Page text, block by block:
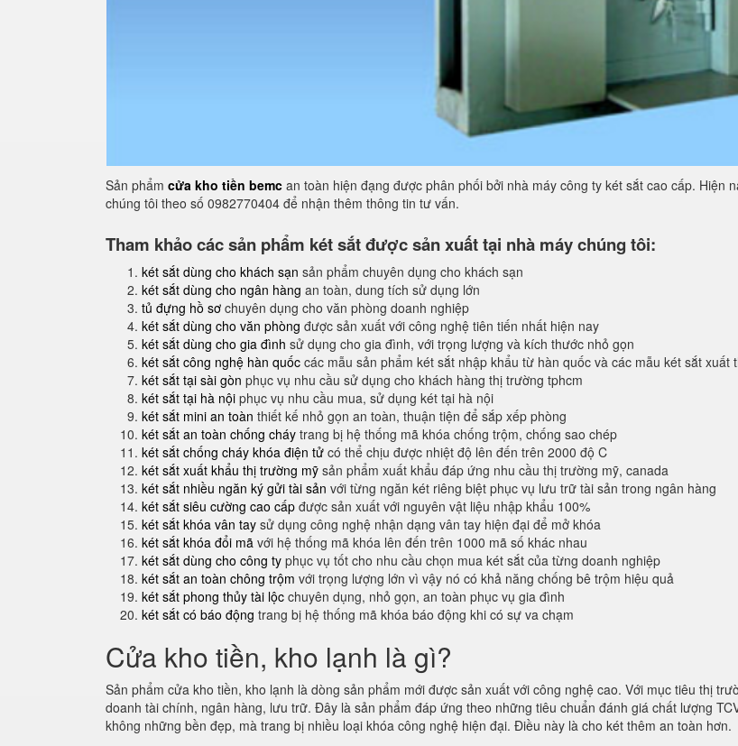
Sản phẩm cửa kho tiền bemc an toàn hiện đạng được phân phối bởi nhà máy công ty két sắt cao cấp. Hiện
chúng tôi theo số 0982770404 để nhận thêm thông tin tư vấn.
Tham khảo các sản phẩm két sắt được sản xuất tại nhà máy chúng tôi:
két sắt dùng cho khách sạn sản phẩm chuyên dụng cho khách sạn
két sắt dùng cho ngân hàng an toàn, dung tích sử dụng lớn
tủ đựng hồ sơ chuyên dụng cho văn phòng doanh nghiệp
két sắt dùng cho văn phòng được sản xuất với công nghệ tiên tiến nhất hiện nay
két sắt dùng cho gia đình sử dụng cho gia đình, với trọng lượng và kích thước nhỏ gọn
két sắt công nghệ hàn quốc các mẫu sản phẩm két sắt nhập khẩu từ hàn quốc và các mẫu két sắt
két sắt tại sài gòn phục vụ nhu cầu sử dụng cho khách hàng thị trường tphcm
két sắt tại hà nội phục vụ nhu cầu mua, sử dụng két tại hà nội
két sắt mini an toàn thiết kế nhỏ gọn an toàn, thuận tiện để sắp xếp phòng
két sắt an toàn chống cháy trang bị hệ thống mã khóa chống trộm, chống sao chép
két sắt chống cháy khóa điện tử có thể chịu được nhiệt độ lên đến trên 2000 độ C
két sắt xuất khẩu thị trường mỹ sản phẩm xuất khẩu đáp ứng nhu cầu thị trường mỹ, canada
két sắt nhiều ngăn ký gửi tài sản với từng ngăn két riêng biệt phục vụ lưu trữ tài sản trong ngân hàng
két sắt siêu cường cao cấp được sản xuất với nguyên vật liệu nhập khẩu 100%
két sắt khóa vân tay sử dụng công nghệ nhận dạng vân tay hiện đại để mở khóa
két sắt khóa đổi mã với hệ thống mã khóa lên đến trên 1000 mã số khác nhau
két sắt dùng cho công ty phục vụ tốt cho nhu cầu chọn mua két sắt của từng doanh nghiệp
két sắt an toàn chông trộm với trọng lượng lớn vì vậy nó có khả năng chống bê trộm hiệu quả
két sắt phong thủy tài lộc chuyên dụng, nhỏ gọn, an toàn phục vụ gia đình
két sắt có báo động trang bị hệ thống mã khóa báo động khi có sự va chạm
Cửa kho tiền, kho lạnh là gì?
Sản phẩm cửa kho tiền, kho lạnh là dòng sản phẩm mới được sản xuất với công nghệ cao. Với mục tiêu thị
doanh tài chính, ngân hàng, lưu trữ. Đây là sản phẩm đáp ứng theo những tiêu chuẩn đánh giá chất lượng
không những bền đẹp, mà trang bị nhiều loại khóa công nghệ hiện đại. Điều này là cho két thêm an toàn hơn.